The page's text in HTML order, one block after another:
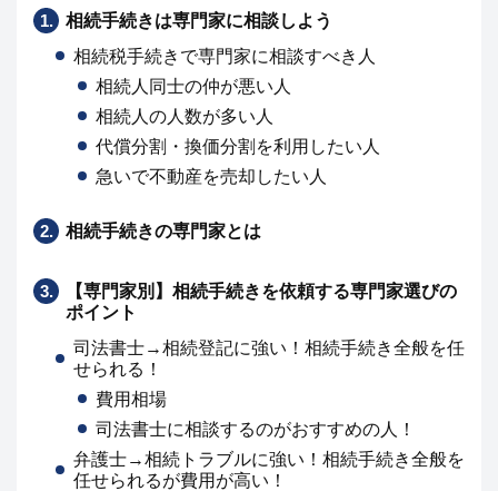
1.
相続手続きは専門家に相談しよう
相続税手続きで専門家に相談すべき人
相続人同士の仲が悪い人
相続人の人数が多い人
代償分割・換価分割を利用したい人
急いで不動産を売却したい人
2. 相続手続きの専門家とは
3.
【専門家別】相続手続きを依頼する専門家選びの
ポイント
司法書士→相続登記に強い！相続手続き全般を任
せられる！
費用相場
司法書士に相談するのがおすすめの人！
弁護士→相続トラブルに強い！相続手続き全般を
任せられるが費用が高い！